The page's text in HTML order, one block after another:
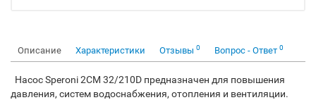
Описание Характеристики Отзывы 0 Вопрос - Ответ 0
Насос Speroni 2CM 32/210D предназначен для повышения
давления, систем водоснабжения, отопления и вентиляции.